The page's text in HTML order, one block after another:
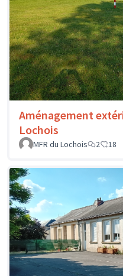
Aménagement
Lochois
MFR du Lochois
2 18